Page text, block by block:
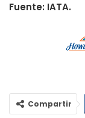
Fuente: IATA.
Compartir